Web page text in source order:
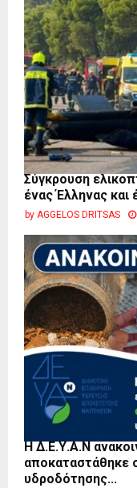
Σύγκρουση
ένας Έλληνας και
by AGGELOS DRITSAS
Η Δ.Ε.Υ.Α.Ν
αποκαταστάθηκε
υδροδότησης...